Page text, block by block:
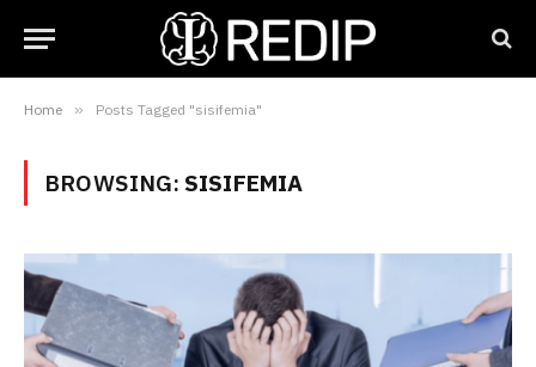
Home » Posts Tagged "sisifemia"
BROWSING: SISIFEMIA